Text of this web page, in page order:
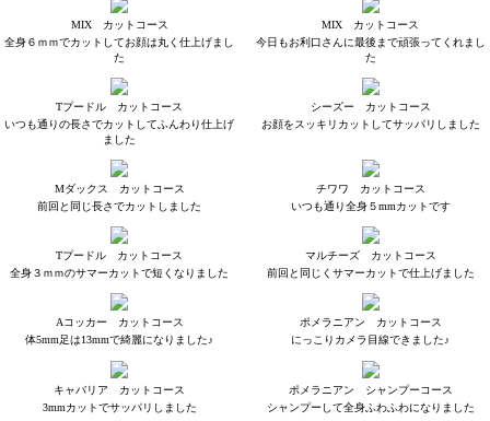
MIX カットコース
全身６ｍｍでカットしてお顔は丸く仕上げまし
た
MIX カットコース
今日もお利口さんに最後まで頑張ってくれまし
た
Tプードル カットコース
いつも通りの長さでカットしてふんわり仕上げ
ました
シーズー カットコース
お顔をスッキリカットしてサッパリしました
Mダックス カットコース
前回と同じ長さでカットしました
チワワ カットコース
いつも通り全身５mmカットです
Tプードル カットコース
全身３ｍｍのサマーカットで短くなりました
マルチーズ カットコース
前回と同じくサマーカットで仕上げました
Aコッカー カットコース
体5mm足は13mmで綺麗になりました♪
ポメラニアン カットコース
にっこりカメラ目線できました♪
キャバリア カットコース
3mmカットでサッパリしました
ポメラニアン シャンプーコース
シャンプーして全身ふわふわになりました